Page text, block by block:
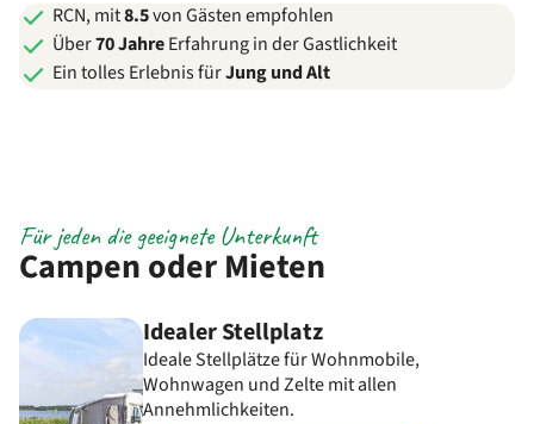
RCN, mit8.5von Gästen empfohlen
Über70 JahreErfahrung in der Gastlichkeit
Ein tolles Erlebnis fürJung und Alt
Campen oder Mieten
Für jeden die geeignete Unterkunft
Idealer Stellplatz
Ideale Stellplätze für Wohnmobile,
Wohnwagen und Zelte mit allen
Annehmlichkeiten.